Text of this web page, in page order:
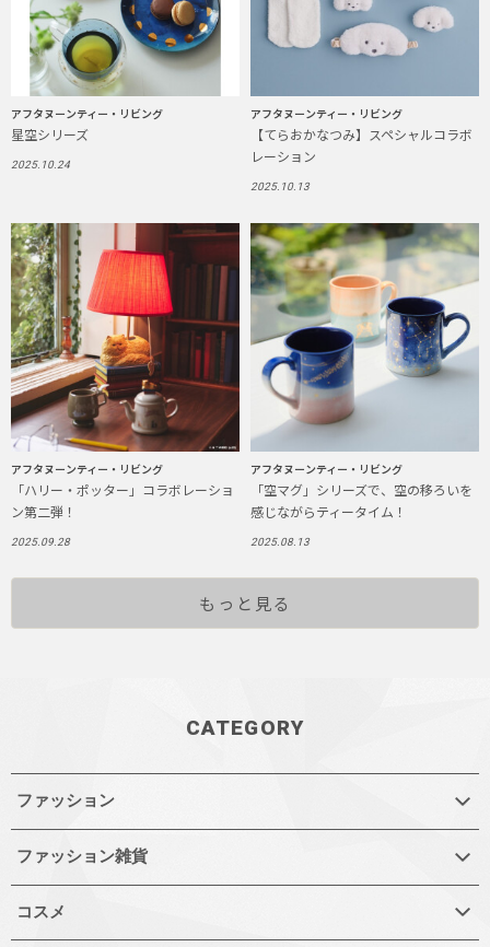
アフタヌーンティー・リビング
星空シリーズ
2025.10.24
アフタヌーンティー・リビング
【てらおかなつみ】スペシャルコラボ
レーション
2025.10.13
アフタヌーンティー・リビング
「ハリー・ポッター」コラボレーショ
ン第二弾！
2025.09.28
アフタヌーンティー・リビング
「空マグ」シリーズで、空の移ろいを
感じながらティータイム！
2025.08.13
もっと見る
CATEGORY
ファッション
ファッション雑貨
コスメ